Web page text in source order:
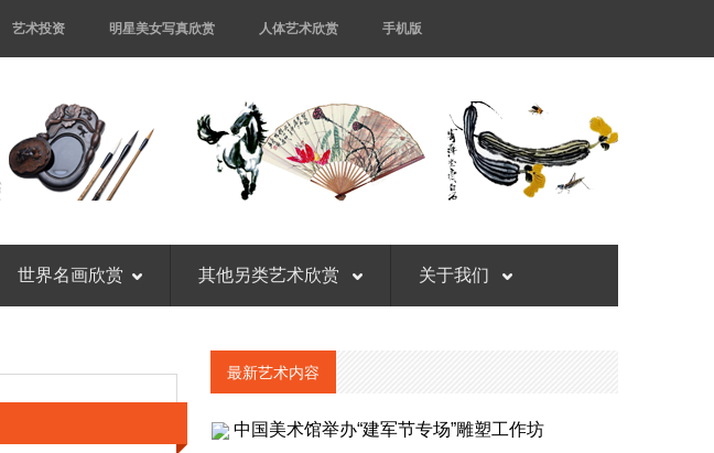
艺术投资 明星美女写真欣赏 人体艺术欣赏 手机版
世界名画欣赏 其他另类艺术欣赏 关于我们
最新艺术内容
中国美术馆举办“建军节专场”雕塑工作坊